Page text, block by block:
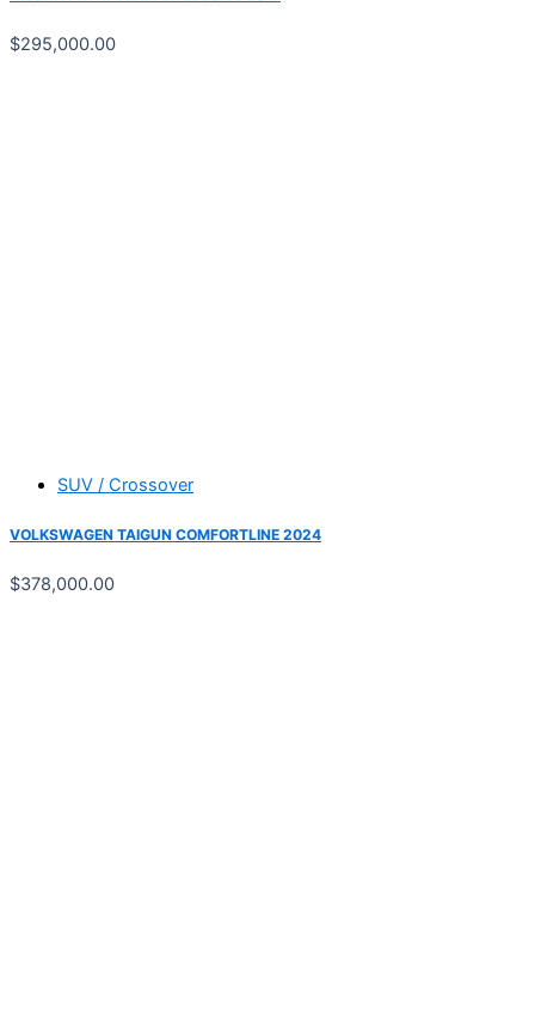
$295,000.00
SUV / Crossover
VOLKSWAGEN TAIGUN COMFORTLINE 2024
$378,000.00